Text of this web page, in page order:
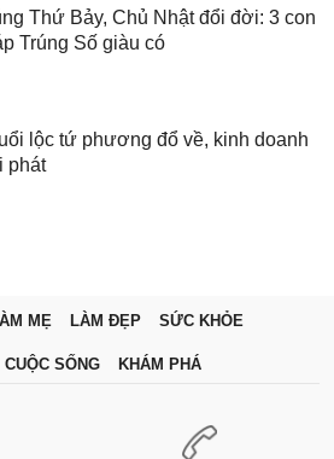
Thứ Bảy, Chủ Nhật đổi đời: 3 con
Trúng Số giàu có
lộc tứ phương đổ về, kinh doanh
phát
MẸ LÀM ĐẸP SỨC KHỎE
CUỘC SỐNG KHÁM PHÁ